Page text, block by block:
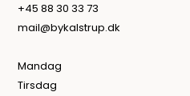
+45 88 30 33 73
mail@bykalstrup.dk
Mandag
Tirsdag